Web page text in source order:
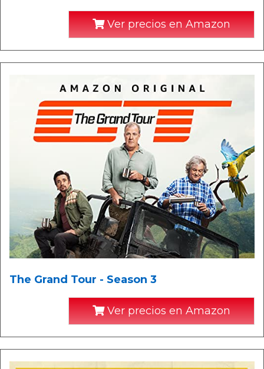
Ver precios en Amazon
The Grand Tour - Season 3
Ver precios en Amazon